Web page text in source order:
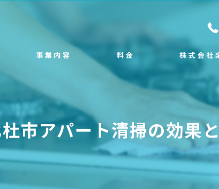
事業内容
スタッフ
料金 株式会社
エアコンクリー
外構工事
不用品回収
市アパート清掃の効果